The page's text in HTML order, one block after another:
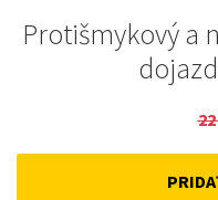
Protišmykový a
22